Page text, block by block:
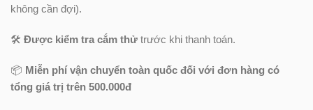
không cần đợi).
🛠️Được kiểm tra cắm thử trước khi thanh toán.
📦 Miễn phí vận chuyển toàn quốc đối với đơn hàng có
tổng giá trị trên 500.000đ